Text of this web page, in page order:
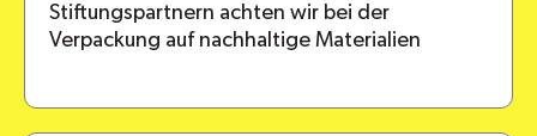
Stiftungspartnern achten wir bei der
Verpackung auf nachhaltige Materialien